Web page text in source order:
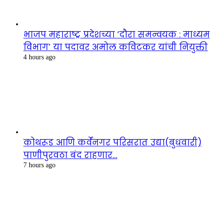
भाजप महाराष्ट्र प्रदेशच्या ‘दौरा समन्वयक : माध्यम
विभाग’ या पदावर अमोल कविटकर यांची नियुक्ती
4 hours ago
कोथरूड आणि कर्वेनगर परिसरात उद्या(बुधवारी)
पाणीपुरवठा बंद राहणार…
7 hours ago